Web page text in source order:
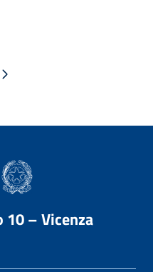
– Vicenza